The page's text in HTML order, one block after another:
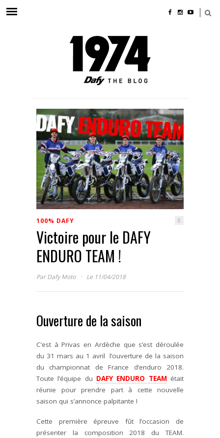
100% DAFY 0
Victoire pour le DAFY
ENDURO TEAM !
ParDafy Moto · Le 11/04/2018
Ouverture de la saison
C’est à Privas en Ardèche que s’est déroulée
du 31 mars au 1 avril l’ouverture de la saison
du championnat de France d’enduro 2018.
Toute l’équipe du DAFY ENDURO TEAM était
réunie pour prendre part à cette nouvelle
saison qui s’annonce palpitante !
Cette première épreuve fût l’occasion de
présenter la composition 2018 du TEAM.